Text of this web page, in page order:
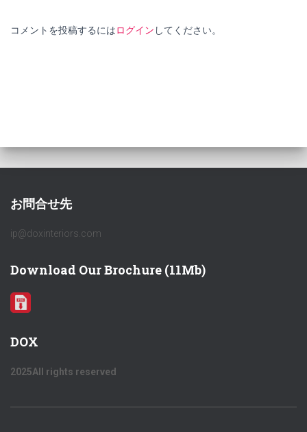
コメントを投稿するにはログイン してください。
お問合せ先
ip@doxinteriors.com
Download Our Brochure (11Mb)
DOX
2025All rights reserved